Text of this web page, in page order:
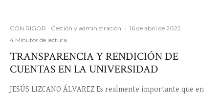
CON RIGOR Gestión y administración · 16 de abril de 2022 ·
4 Minutos de lectura
TRANSPARENCIA Y RENDICIÓN DE
CUENTAS EN LA UNIVERSIDAD
JESÚS LIZCANO ÁLVAREZ Es realmente importante que en